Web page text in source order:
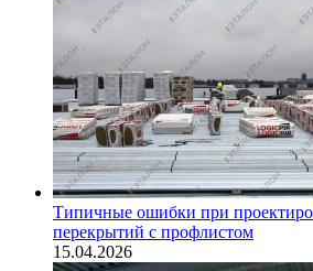
Типичные ошибки при
перекрытий с профлистом
15.04.2026